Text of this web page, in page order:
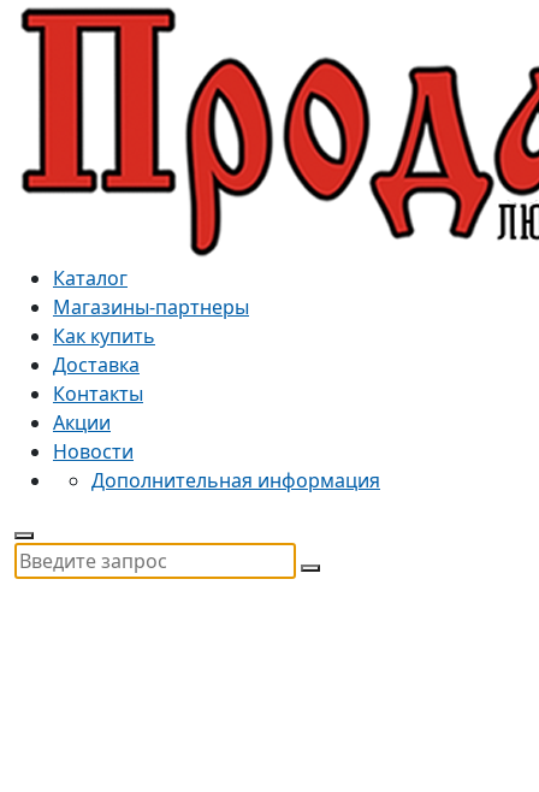
Каталог
Магазины-партнеры
Как купить
Доставка
Контакты
Акции
Новости
Дополнительная информация